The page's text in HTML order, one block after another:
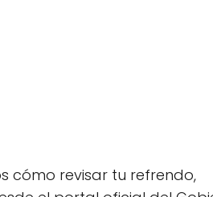
cómo revisar tu refrendo,